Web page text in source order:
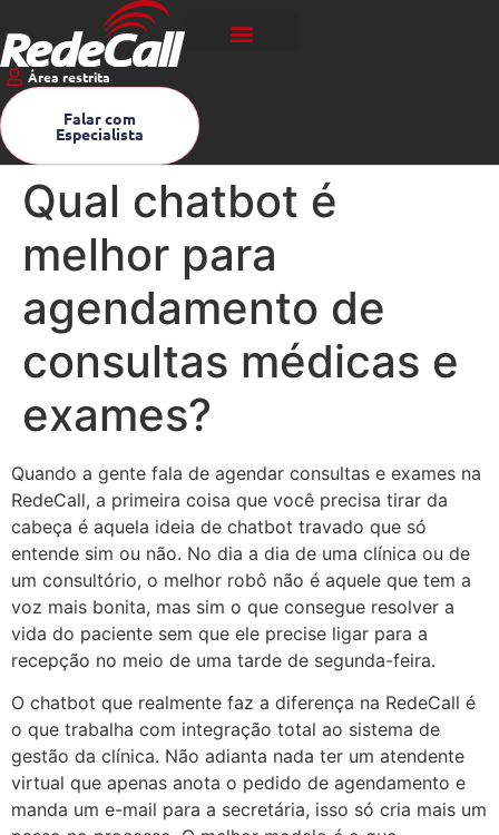
Área restrita
Falar com
Especialista
Qual chatbot é
melhor para
agendamento de
consultas médicas e
exames?
Quando a gente fala de agendar consultas e exames na
RedeCall, a primeira coisa que você precisa tirar da
cabeça é aquela ideia de chatbot travado que só
entende sim ou não. No dia a dia de uma clínica ou de
um consultório, o melhor robô não é aquele que tem a
voz mais bonita, mas sim o que consegue resolver a
vida do paciente sem que ele precise ligar para a
recepção no meio de uma tarde de segunda-feira.
O chatbot que realmente faz a diferença na RedeCall é
o que trabalha com integração total ao sistema de
gestão da clínica. Não adianta nada ter um atendente
virtual que apenas anota o pedido de agendamento e
manda um e-mail para a secretária, isso só cria mais um